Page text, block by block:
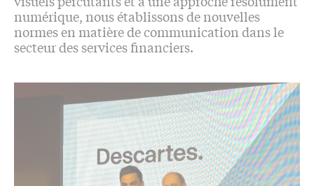
numérique, nous établissons de nouvelles
normes en matière de communication dans le
secteur des services financiers.